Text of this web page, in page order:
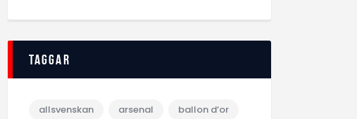
Taggar
allsvenskan arsenal ballon d‘or